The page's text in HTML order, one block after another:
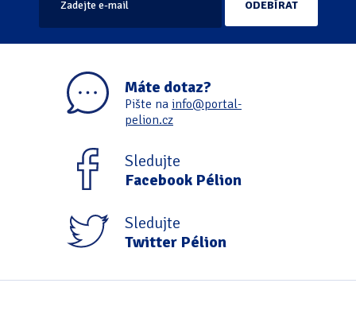
Máte dotaz?
Pište na info@portal-
pelion.cz
Sledujte
Facebook Pélion
Sledujte
Twitter Pélion